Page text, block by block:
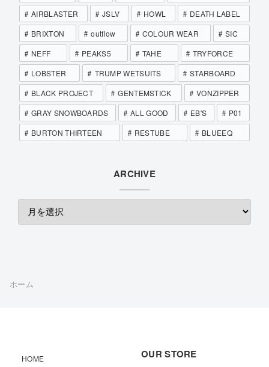
AIRBLASTER
JSLV HOWL
DEATH LABEL
BRIXTON
outflow COLOUR WEAR
SIC
NEFF
PEAKS5 TAHE
TRYFORCE
LOBSTER
TRUMP WETSUITS
STARBOARD
BLACK PROJECT
GENTEMSTICK
VONZIPPER
GRAY SNOWBOARDS
ALL GOOD EB'S
P01
BURTON THIRTEEN
RESTUBE BLUEEQ
ARCHIVE
ホーム
HOME OUR STORE